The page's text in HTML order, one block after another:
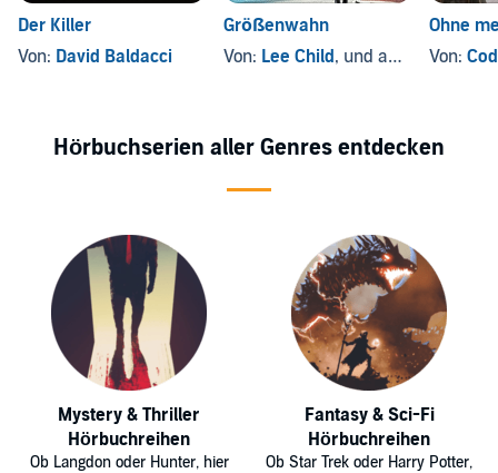
Der Killer
Von: David Baldacci
Größenwahn
Von: Lee Child, und andere
Ohne
Von:
Hörbuchserien aller Genres entdecken
Mystery & Thriller
Hörbuchreihen
Ob Langdon oder Hunter, hier
Fantasy & Sci-Fi
Hörbuchreihen
Ob Star Trek oder Harry Potter,